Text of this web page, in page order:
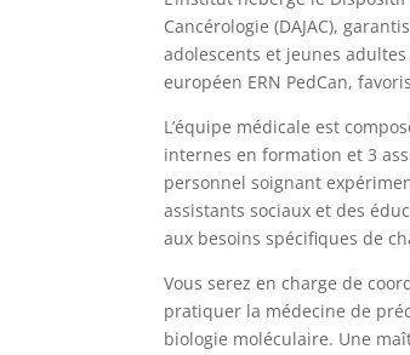
Cancérologie (DAJAC),
adolescents et jeunes
européen ERN PedCan,
L’équipe médicale est
internes en formation et 3
personnel soignant
assistants sociaux et des
aux besoins spécifiques de
Vous serez en charge de
pratiquer la médecine de
biologie moléculaire. Une